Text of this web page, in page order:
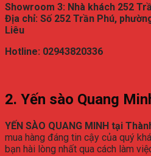
Showroom 3: Nhà khách 252
Địa chỉ: Số 252 Trần Phú,
Liêu
Hotline: 02943820336
2. Yến sào Quang
YẾN SÀO QUANG MINH tại
mua hàng đáng tin cậy của quý
bạn hài lòng nhất qua cách làm